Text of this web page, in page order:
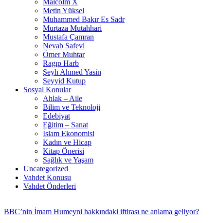
Malcolm X
Metin Yüksel
Muhammed Bakır Es Sadr
Murtaza Mutahhari
Mustafa Çamran
Nevab Safevi
Ömer Muhtar
Ragıp Harb
Şeyh Ahmed Yasin
Seyyid Kutup
Sosyal Konular
Ahlak – Aile
Bilim ve Teknoloji
Edebiyat
Eğitim – Sanat
İslam Ekonomisi
Kadın ve Hicap
Kitap Önerisi
Sağlık ve Yaşam
Uncategorized
Vahdet Konusu
Vahdet Önderleri
BBC’nin İmam Humeyni hakkındaki iftirası ne anlama geliyor?